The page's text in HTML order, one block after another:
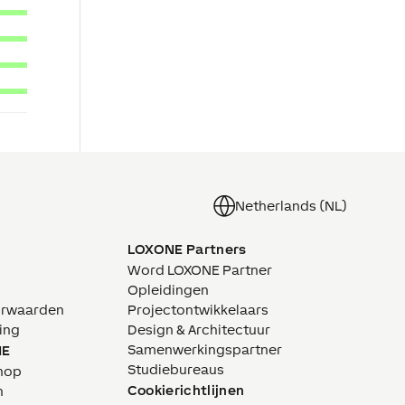
Netherlands (NL)
LOXONE Partners
Word LOXONE Partner
Opleidingen
Projectontwikkelaars
Design & Architectuur
Samenwerkingspartner
Studiebureaus
Cookierichtlijnen